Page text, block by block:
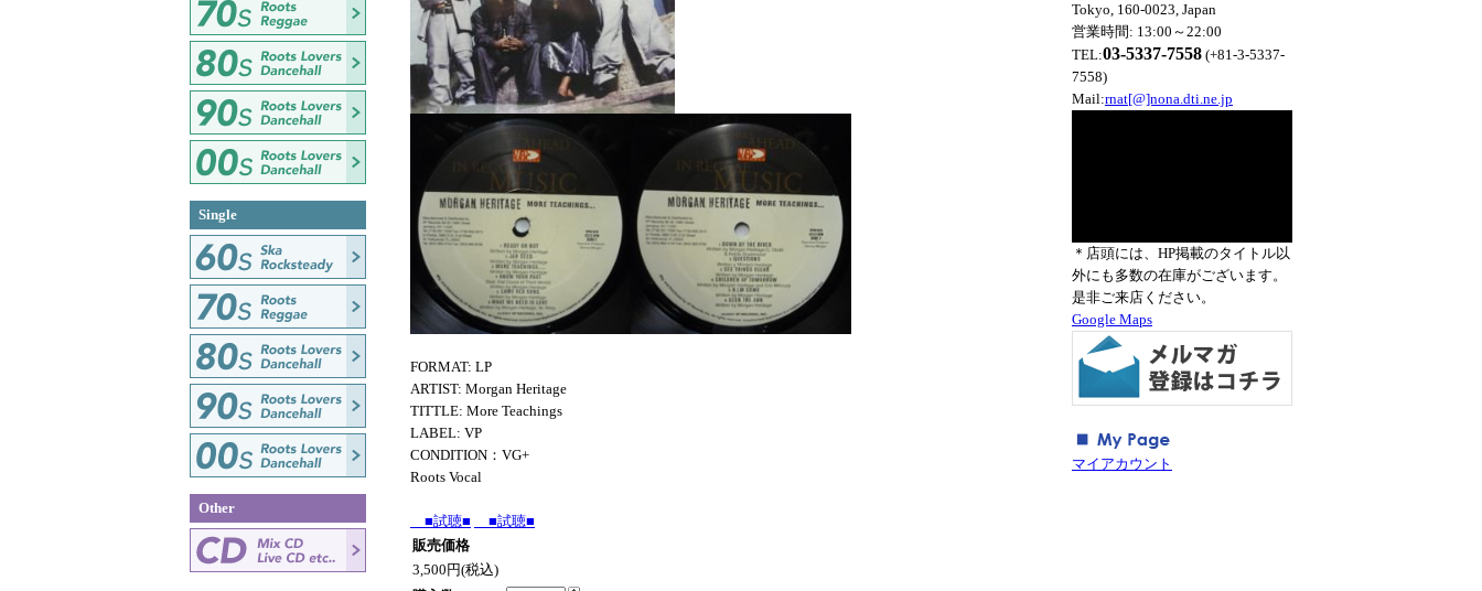
FORMAT: LP
ARTIST: Morgan Heritage
TITTLE: More Teachings
LABEL: VP
CONDITION：VG+
Roots Vocal
■試聴■
■試聴■
販売価格
3,500円(税込)
Single
Other
Tokyo, 160-0023, Japan
営業時間: 13:00～22:00
TEL:03-5337-7558 (+81-3-5337-
7558)
Mail:rnat[@]nona.dti.ne.jp
＊店頭には、HP掲載のタイトル以
外にも多数の在庫がございます。
是非ご来店ください。
Google Maps
マイアカウント